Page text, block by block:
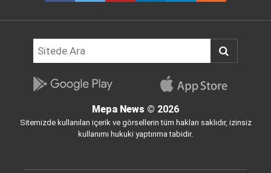
Mepa News © 2026
Sitemizde kullanılan içerik ve görsellerin tüm hakları saklıdır, izinsiz
kullanımı hukuki yaptırıma tabidir.